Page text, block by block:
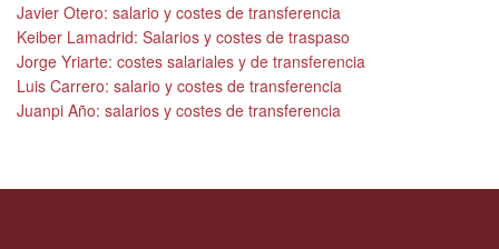
Javier Otero: salario y costes de transferencia
Keiber Lamadrid: Salarios y costes de traspaso
Jorge Yriarte: costes salariales y de transferencia
Luis Carrero: salario y costes de transferencia
Juanpi Año: salarios y costes de transferencia